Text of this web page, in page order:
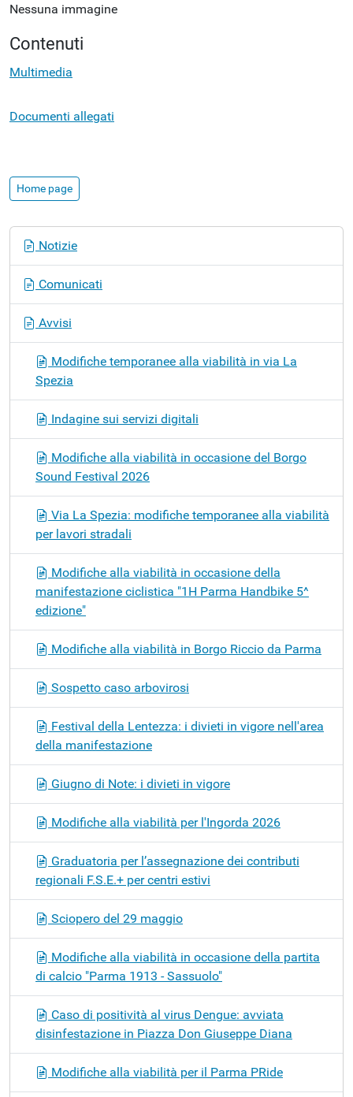
Nessuna immagine
Contenuti
Multimedia
Documenti allegati
Home page
n
Notizie
Comunicati
Avvisi
Modifiche temporanee alla viabilità in via La
Spezia
Indagine sui servizi digitali
Modifiche alla viabilità in occasione del Borgo
Sound Festival 2026
Via La Spezia: modifiche temporanee alla viabilità
per lavori stradali
Modifiche alla viabilità in occasione della
manifestazione ciclistica "1H Parma Handbike 5^
edizione"
Modifiche alla viabilità in Borgo Riccio da Parma
Sospetto caso arbovirosi
Festival della Lentezza: i divieti in vigore nell'area
della manifestazione
Giugno di Note: i divieti in vigore
Modifiche alla viabilità per l'Ingorda 2026
Graduatoria per l’assegnazione dei contributi
regionali F.S.E.+ per centri estivi
Sciopero del 29 maggio
Modifiche alla viabilità in occasione della partita
di calcio "Parma 1913 - Sassuolo"
Caso di positività al virus Dengue: avviata
disinfestazione in Piazza Don Giuseppe Diana
Modifiche alla viabilità per il Parma PRide